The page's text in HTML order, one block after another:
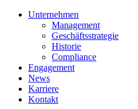
Unternehmen
Management
Geschäftsstrategie
Historie
Compliance
Engagement
News
Karriere
Kontakt